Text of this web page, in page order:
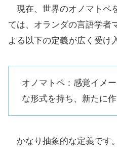
現在、世界のオノマトペ
ては、オランダの言語学者
よる以下の定義が広く受け
オノマトペ：感覚イメ
な形式を持ち、新たに
かなり抽象的な定義です。